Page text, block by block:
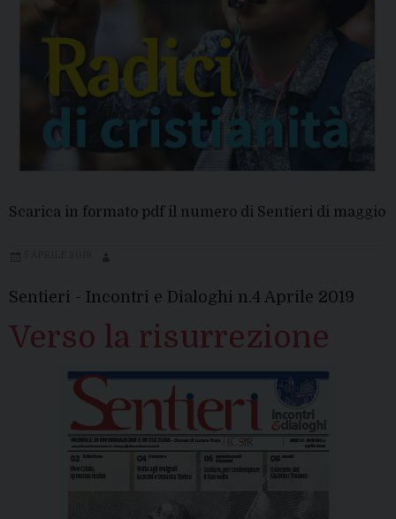
Scarica in formato pdf il numero di Sentieri di maggio
Sentieri - Incontri e Dialoghi n.4 Aprile 2019
Verso la risurrezione